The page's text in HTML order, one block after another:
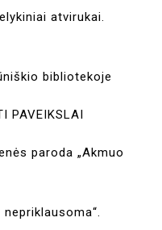
atvirukai.
bibliotekoje
PAVEIKSLAI
paroda „Akmuo